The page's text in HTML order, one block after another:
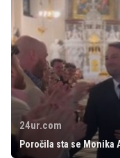
24ur.com
Poročila sta se Monika